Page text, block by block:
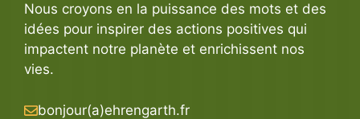
Nous croyons en la puissance des mots et des
idées pour inspirer des actions positives qui
impactent notre planète et enrichissent nos
vies.
bonjour(a)ehrengarth.fr